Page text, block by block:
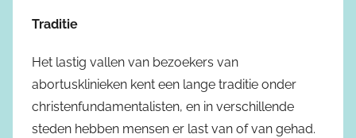
Traditie
Het lastig vallen van bezoekers van
abortusklinieken kent een lange traditie onder
christenfundamentalisten, en in verschillende
steden hebben mensen er last van of van gehad.